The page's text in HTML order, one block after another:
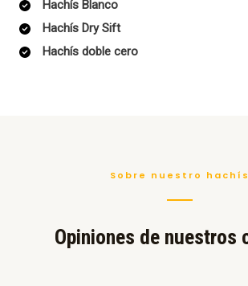
Hachís Blanco
Hachís Dry Sift
Hachís doble cero
Sobre nuestro hachís
Opiniones de nuestros